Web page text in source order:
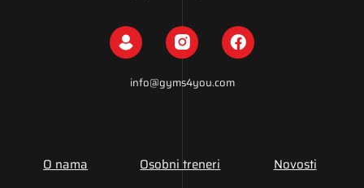
info@gyms4you.com
O nama
Osobni treneri
Novosti